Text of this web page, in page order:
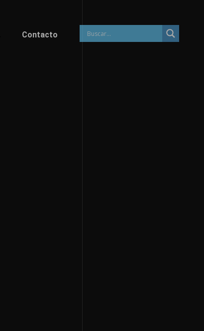
Contacto